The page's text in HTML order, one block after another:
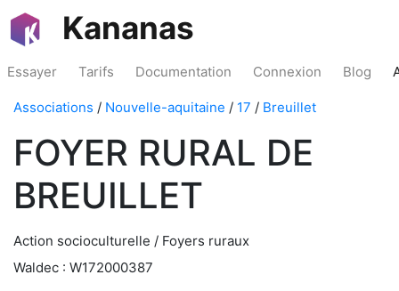
Kananas
Essayer Tarifs Documentation Connexion Blog
Associations / Nouvelle-aquitaine / 17 / Breuillet
FOYER RURAL DE
BREUILLET
Action socioculturelle / Foyers ruraux
Waldec : W172000387